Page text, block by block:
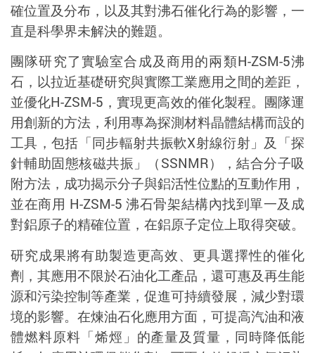
確位置及分布，以及其對沸石催化行為的影響，一
直是科學界未解決的難題。
團隊研究了實驗室合成及商用的兩類H-ZSM-5沸
石，以拉近基礎研究與實際工業應用之間的差距，
並優化H-ZSM-5 ，實現更高效的催化製程。團隊運
用創新的方法，利用專為探測材料晶體結構而設的
工具，包括「同步輻射共振軟X射線衍射」及「探
針輔助固態核磁共振」（SSNMR），結合分子吸
附方法，成功揭示分子與鋁活性位點的互動作用，
並在商用 H-ZSM-5沸石骨架結構內找到單一及成
對鋁原子的精確位置，在鋁原子定位上取得突破。
研究成果將有助製造更高效、更具選擇性的催化
劑，其應用不限於石油化工產品，還可惠及再生能
源和污染控制等產業，促進可持續發展，減少對環
境的影響。在煉油石化應用方面，可提高汽油和液
體燃料原料「烯烴」的產量及質量，同時降低能